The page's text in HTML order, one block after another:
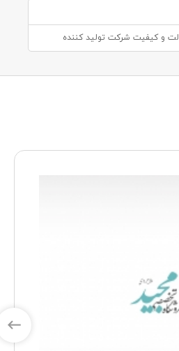
و کیفیت شرکت تولید کننده